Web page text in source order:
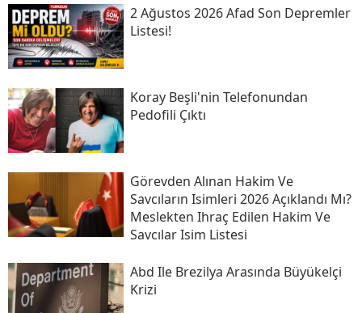
2 Ağustos 2026 Afad Son Depremler
Listesi!
Koray Beşli'nin Telefonundan
Pedofili Çıktı
Görevden Alınan Hakim Ve
Savcıların Isimleri 2026 Açıklandı Mı?
Meslekten Ihraç Edilen Hakim Ve
Savcılar Isim Listesi
Abd Ile Brezilya Arasında Büyükelçi
Krizi